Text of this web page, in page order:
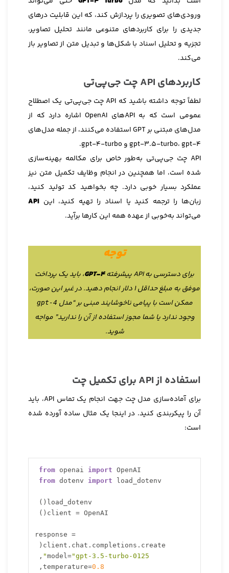
ورودی‌های تصویری را پردازش کند، که این قابلیت درهای
جدیدی را برای کاربردهای متنوعی مانند تحلیل تصاویر،
تجزیه و تحلیل اسناد با شکل‌ها و تبدیل متن از تصاویر باز
می‌کند.
کاربردهای API چت جی‌پی‌تی
لطفاً توجه داشته باشید که API چت جی‌پی‌تی یک اصطلاح
عمومی است که به APIهای OpenAI اشاره دارد که از
مدل‌های مبتنی بر GPT استفاده می‌کنند، از جمله مدل‌های
gpt-3.5-turbo، gpt-4 و gpt-4-turbo.
API چت جی‌پی‌تی به‌طور خاص برای مکالمه بهینه‌سازی
شده است، اما همچنین در انجام وظایف تکمیل متن نیز
عملکرد بسیار خوبی دارد. چه بخواهید کد تولید کنید،
زبان‌ها را ترجمه کنید یا اسناد را تهیه کنید، این API
می‌تواند به‌خوبی از عهده همه این کارها برآید.
توجه
برای دسترسی به API پیشرفته GPT-4، باید یک پرداخت
موفق به مبلغ حداقل ۱ دلار انجام دهید. در غیر این صورت،
ممکن است با پیامی ناخوشایند مبنی بر “مدل gpt-4
وجود ندارد یا شما مجوز استفاده از آن را ندارید” مواجه
شوید.
استفاده از API برای تکمیل چت
برای آماده‌سازی مدل چت جهت انجام یک تماس API، باید
آن را پیکربندی کنید. در اینجا یک مثال ساده آورده شده
است:
from openai import OpenAI
from dotenv import load_dotenv
load_dotenv
(
)
client = OpenAI
(
)
response =
client . chat . completions . create
(
="gpt-3.5-turbo-0125"
,
=0.8
,